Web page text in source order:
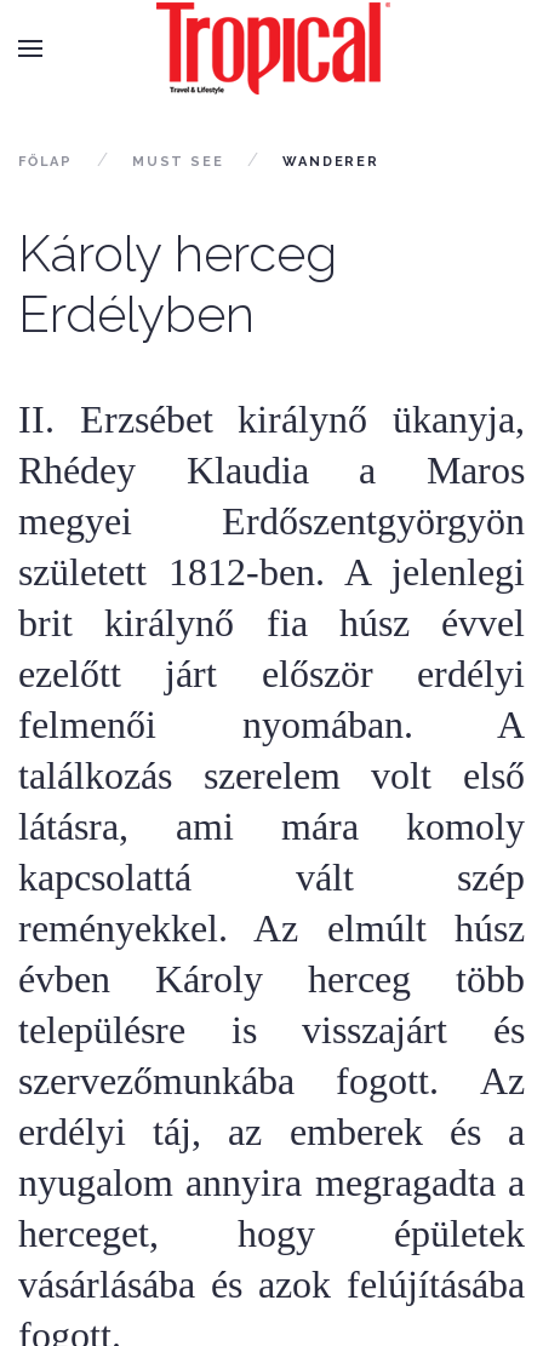
FŐLAP MUST SEE WANDERER
Károly herceg
Erdélyben
II. Erzsébet királynő ükanyja,
Rhédey Klaudia a Maros
megyei Erdőszentgyörgyön
született 1812-ben. A jelenlegi
brit királynő fia húsz évvel
ezelőtt járt először erdélyi
felmenői nyomában. A
találkozás szerelem volt első
látásra, ami mára komoly
kapcsolattá vált szép
reményekkel. Az elmúlt húsz
évben Károly herceg több
településre is visszajárt és
szervezőmunkába fogott. Az
erdélyi táj, az emberek és a
nyugalom annyira megragadta a
herceget, hogy épületek
vásárlásába és azok felújításába
fogott.